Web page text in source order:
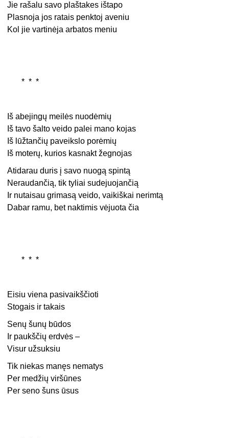
Jie rašalu savo plaštakes ištapo
Plasnoja jos ratais penktoj aveniu
Kol jie vartinėja arbatos meniu
* * *
Iš abejingų meilės nuodėmių
Iš tavo šalto veido palei mano kojas
Iš lūžtančių paveikslo porėmių
Iš moterų, kurios kasnakt žegnojas
Atidarau duris į savo nuogą spintą
Neraudančią, tik tyliai sudejuojančią
Ir nutaisau grimasą veido, vaikiškai nerimtą
Dabar ramu, bet naktimis vėjuota čia
* * *
Eisiu viena pasivaikščioti
Stogais ir takais
Senų šunų būdos
Ir paukščių erdvės –
Visur užsuksiu
Tik niekas manęs nematys
Per medžių viršūnes
Per seno šuns ūsus